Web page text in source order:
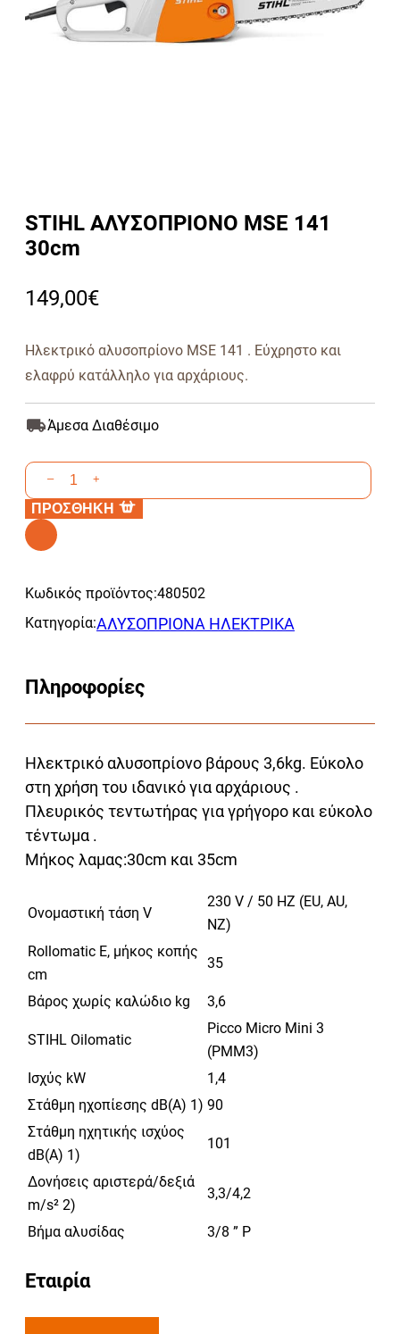
STIHL ΑΛΥΣΟΠΡΙΟΝΟ MSE 141
30cm
149,00€
Ηλεκτρικό αλυσοπρίονο MSE 141 . Εύχρηστο και
ελαφρύ κατάλληλο για αρχάριους.
Άμεσα Διαθέσιμο
–
STIHL
ΑΛΥΣΟΠΡΙΟΝΟ
ποσότητα
+
ΠΡΟΣΘΗΚΗ
Κωδικός προϊόντος:480502
Κατηγορία:ΑΛΥΣΟΠΡΙΟΝΑ ΗΛΕΚΤΡΙΚΑ
Πληροφορίες
Ηλεκτρικό αλυσοπρίονο βάρους 3,6kg. Εύκολο
στη χρήση του ιδανικό για αρχάριους .
Πλευρικός τεντωτήρας για γρήγορο και εύκολο
τέντωμα .
Μήκος λαμας:30cm και 35cm
Ονομαστική τάση V
230 V / 50 HZ (EU, AU,
NZ)
Rollomatic E, μήκος κοπής
cm
35
Βάρος χωρίς καλώδιο kg 3,6
STIHL Oilomatic
Picco Micro Mini 3
(PMM3)
Ισχύς kW
1,4
Στάθμη ηχοπίεσης dB(A) 1) 90
Στάθμη ηχητικής ισχύος
dB(A) 1)
101
Δονήσεις αριστερά/δεξιά
m/s² 2)
3,3/4,2
Βήμα αλυσίδας 3/8 ” P
Εταιρία